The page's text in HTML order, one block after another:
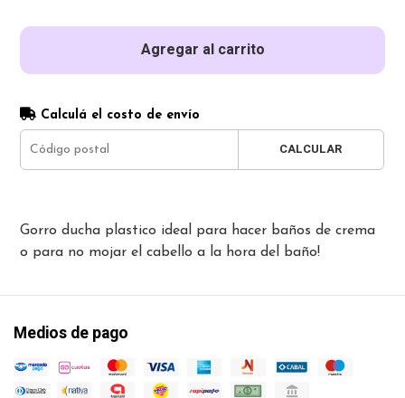
Agregar al carrito
Calculá el costo de envío
CALCULAR
Gorro ducha plastico ideal para hacer baños de crema
o para no mojar el cabello a la hora del baño!
Medios de pago